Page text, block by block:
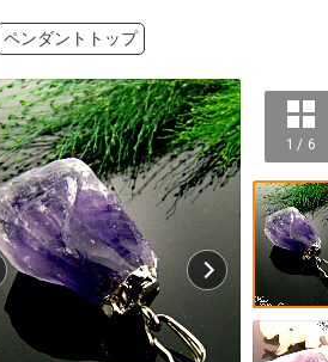
ペンダントトップ
1 / 6